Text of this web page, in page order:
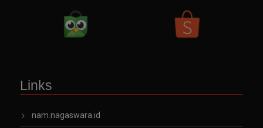
Links
nam.nagaswara.id